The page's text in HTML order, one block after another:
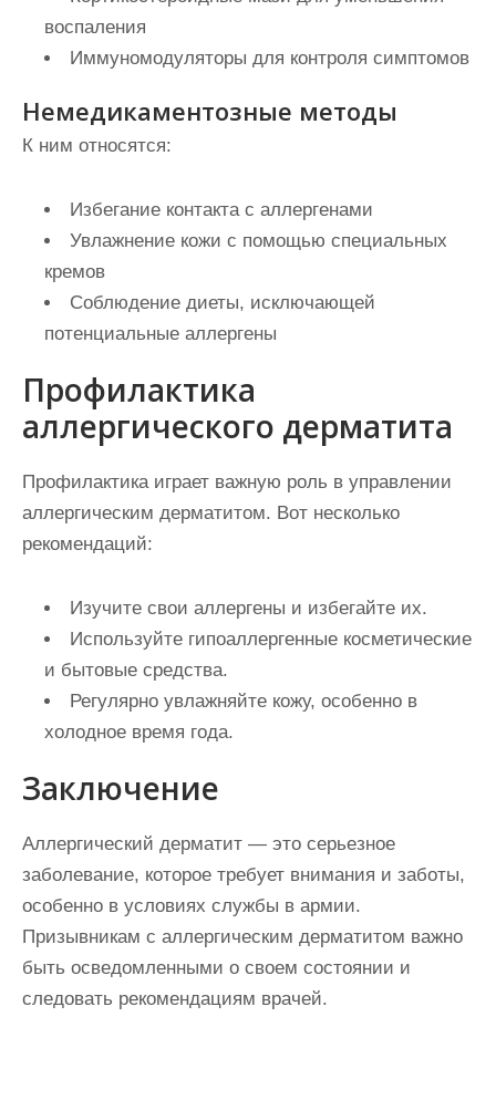
воспаления
Иммуномодуляторы для контроля симптомов
Немедикаментозные методы
К ним относятся:
Избегание контакта с аллергенами
Увлажнение кожи с помощью специальных
кремов
Соблюдение диеты, исключающей
потенциальные аллергены
Профилактика
аллергического дерматита
Профилактика играет важную роль в управлении
аллергическим дерматитом. Вот несколько
рекомендаций:
Изучите свои аллергены и избегайте их.
Используйте гипоаллергенные косметические
и бытовые средства.
Регулярно увлажняйте кожу, особенно в
холодное время года.
Заключение
Аллергический дерматит — это серьезное
заболевание, которое требует внимания и заботы,
особенно в условиях службы в армии.
Призывникам с аллергическим дерматитом важно
быть осведомленными о своем состоянии и
следовать рекомендациям врачей.